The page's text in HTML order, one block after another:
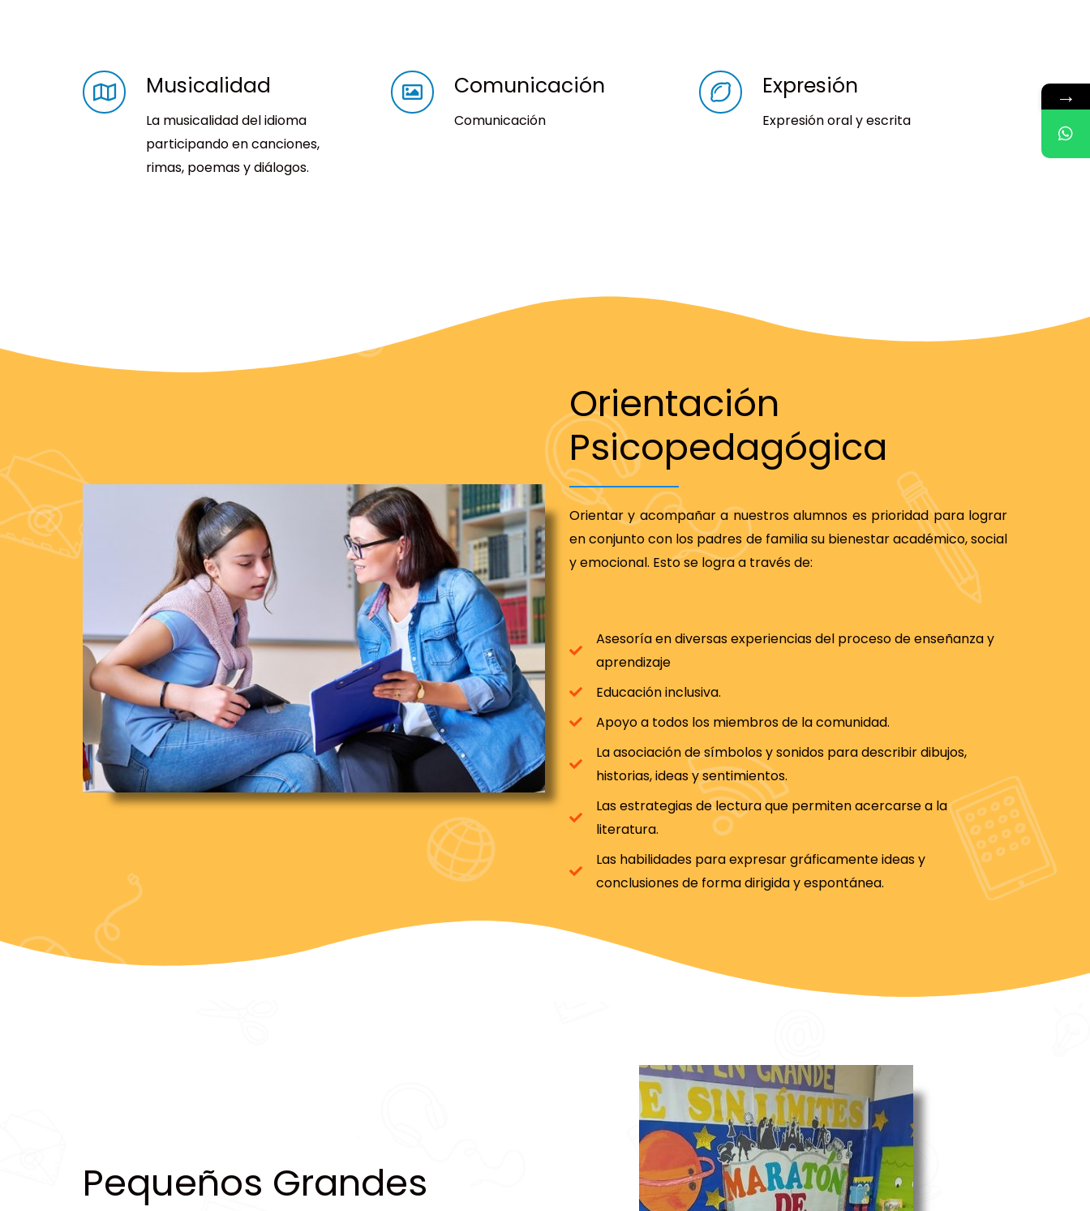
Musicalidad
La musicalidad del idioma
participando en canciones,
rimas, poemas y diálogos.
Comunicación
Comunicación
Expresión
Expresión oral y escrita
Orientación
Psicopedagógica
Orientar y acompañar a nuestros alumnos es prioridad para lograr
en conjunto con los padres de familia su bienestar académico, social
y emocional. Esto se logra a través de:
Asesoría en diversas experiencias del proceso de enseñanza y
aprendizaje
Educación inclusiva.
Apoyo a todos los miembros de la comunidad.
La asociación de símbolos y sonidos para describir dibujos,
historias, ideas y sentimientos.
Las estrategias de lectura que permiten acercarse a la
literatura.
Las habilidades para expresar gráficamente ideas y
conclusiones de forma dirigida y espontánea.
Pequeños Grandes
→